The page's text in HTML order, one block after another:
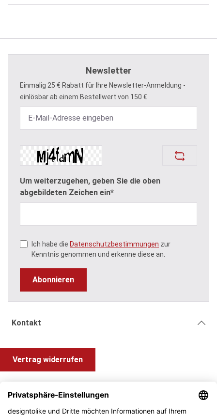
Newsletter
Einmalig 25 € Rabatt für Ihre Newsletter-Anmeldung -
einlösbar ab einem Bestellwert von 150 €
Um weiterzugehen, geben Sie die oben
abgebildeten Zeichen ein*
Ich habe die Datenschutzbestimmungen zur
Kenntnis genommen und erkenne diese an.
Abonnieren
Kontakt
Vertrag widerrufen
Information und Impressum